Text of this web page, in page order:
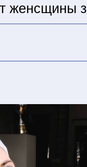
женсщины